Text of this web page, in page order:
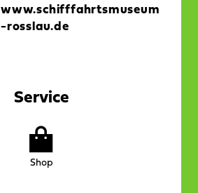
www.schifffahrtsmuseum
-rosslau.de
Service
Shop